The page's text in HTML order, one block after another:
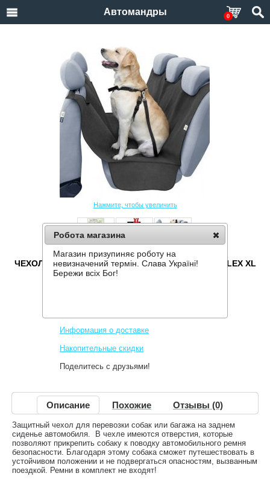
Автомандры 0
Нажмите, чтобы увеличить
ЧЕХОЛ - ГАМАК ДЛЯ ПЕРЕВОЗКИ СОБАК KEGEL ALEX XL
Информация о доставке
Накопительные скидки
Поделитесь с друзьями!
Описание Похожие Отзывы (0)
Защитный чехол для перевозки собак или багажа на заднем
сиденье автомобиля. В чехле имеются отверстия, которые
позволяют прикрепить собаку к поводку автомобильного ремня
безопасности. Благодаря этому собака сможет путешествовать в
устойчивом положении и не подвергаться опасностям, вызванным
поездкой. Ремни в комплект не входят!
Робота магазина
Магазин призупиняє роботу на
невизначений термін. Слава Україні!
Бережи всіх Бог!